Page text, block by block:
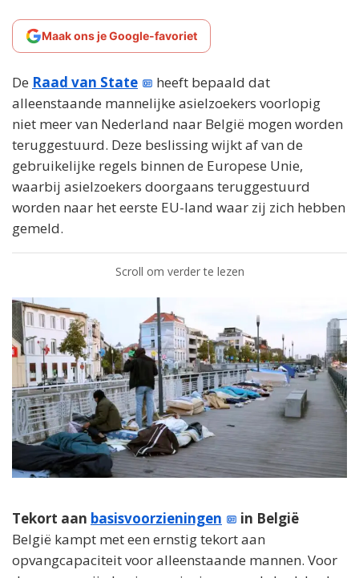
Maak ons je Google-favoriet
De Raad van State
heeft bepaald dat
alleenstaande mannelijke asielzoekers voorlopig
niet meer van Nederland naar België mogen worden
teruggestuurd. Deze beslissing wijkt af van de
gebruikelijke regels binnen de Europese Unie,
waarbij asielzoekers doorgaans teruggestuurd
worden naar het eerste EU-land waar zij zich hebben
gemeld.
Scroll om verder te lezen
Tekort aan basisvoorzieningen
in België
België kampt met een ernstig tekort aan
opvangcapaciteit voor alleenstaande mannen. Voor